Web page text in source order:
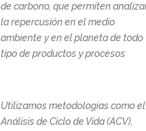
de carbono, que permiten
la repercusión en el medio
ambiente y en el planeta de todo
tipo de productos y procesos
Utilizamos metodologías como el
Análisis de Ciclo de Vida (ACV),